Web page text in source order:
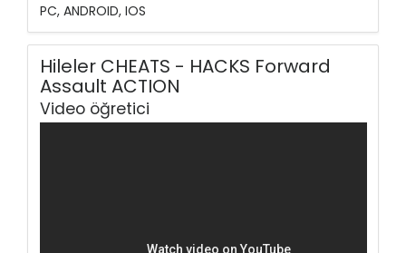
PC, ANDROID, IOS
Hileler CHEATS - HACKS Forward
Assault ACTION
Video öğretici